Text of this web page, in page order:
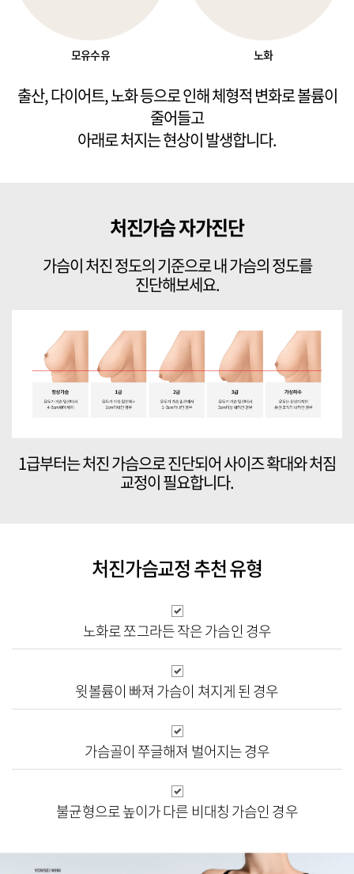
모유수유 노화
출산, 다이어트, 노화 등으로 인해 체형적 변화로 볼륨이
줄어들고
아래로 처지는 현상이 발생합니다.
처진가슴 자가진단
가슴이 처진 정도의 기준으로 내 가슴의 정도를
진단해보세요.
1급부터는 처진 가슴으로 진단되어 사이즈 확대와 처짐
교정이 필요합니다.
처진가슴교정 추천 유형
노화로 쪼그라든작은 가슴인 경우
윗볼륨이 빠져 가슴이 쳐지게 된 경우
가슴골이 쭈글해져 벌어지는 경우
불균형으로 높이가다른 비대칭 가슴인 경우